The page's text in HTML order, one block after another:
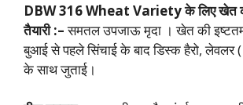
DBW 316 Wheat Variety के लिए खेत
तैयारी :–समतल उपजाऊ मृदा । खेत की
बुआई से पहले सिंचाई के बाद डिस्क हैरो, लेवलर (
के साथ जुताई।